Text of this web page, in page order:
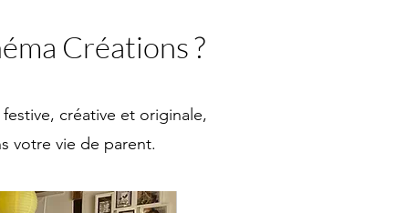
Créations ?
créative et originale,
votre vie de parent.